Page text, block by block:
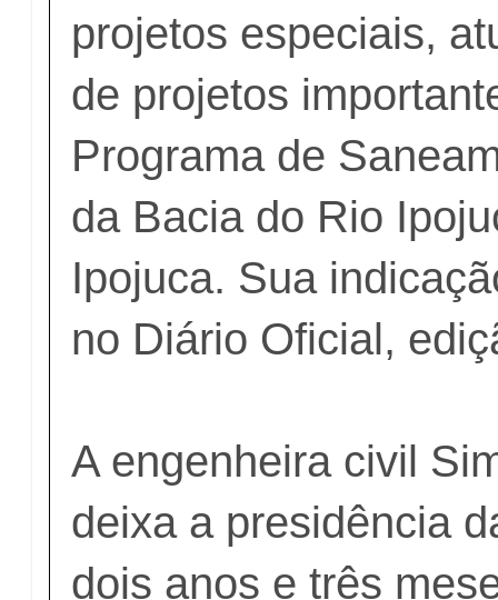
projetos especiais,
de projetos
Programa de
da Bacia do Rio
Ipojuca. Sua
no Diário Oficial,
A engenheira civil
deixa a presidência
dois anos e três